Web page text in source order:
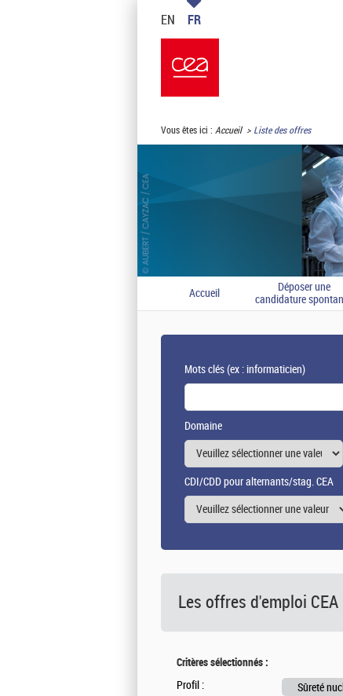
EN FR
Vous êtes ici : Accueil Liste des offres
Accueil
Déposer une
candidature
Mots clés(ex : informaticien)
Domaine
CDI/CDD pour alternants/stag. CEA
Les offres d'emploi CEA
Critères sélectionnés :
Profil : Sûreté